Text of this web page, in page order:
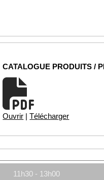
CATALOGUE PRODUITS /
Ouvrir | Télécharger
11h30 - 13h00